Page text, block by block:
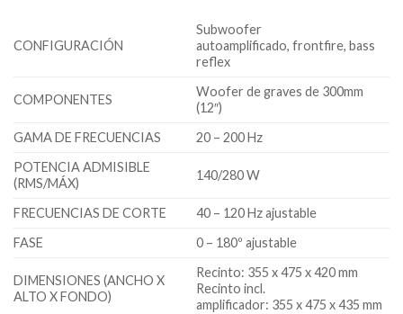
CONFIGURACIÓN
Subwoofer
autoamplificado, frontfire, bass
reflex
COMPONENTES
Woofer de graves de 300mm
(12″)
GAMA DE FRECUENCIAS
20 – 200 Hz
POTENCIA ADMISIBLE
(RMS/MÁX)
140/280 W
FRECUENCIAS DE CORTE
40 – 120 Hz ajustable
FASE
0 – 180º ajustable
DIMENSIONES (ANCHO X
ALTO X FONDO)
Recinto: 355 x 475 x 420 mm
Recinto incl.
amplificador: 355 x 475 x 435 mm